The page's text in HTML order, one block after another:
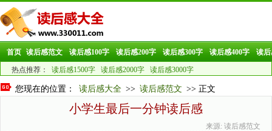
首页 读后感范文 读后感100字 读后感200字 读后感300字 读后感400字 读后
热点推荐： 读后感1500字 读后感2000字 读后感3000字
您现在的位置： 读后感大全 >> 读后感范文 >> 正文
小学生最后一分钟读后感
来源: 读后感范文